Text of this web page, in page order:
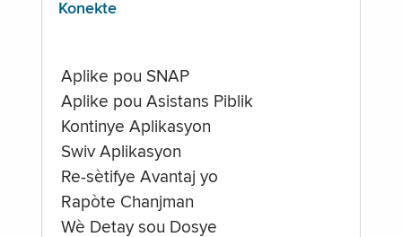
Konekte
Aplike pou SNAP
Aplike pou Asistans Piblik
Kontinye Aplikasyon
Swiv Aplikasyon
Re-sètifye Avantaj yo
Rapòte Chanjman
Wè Detay sou Dosye